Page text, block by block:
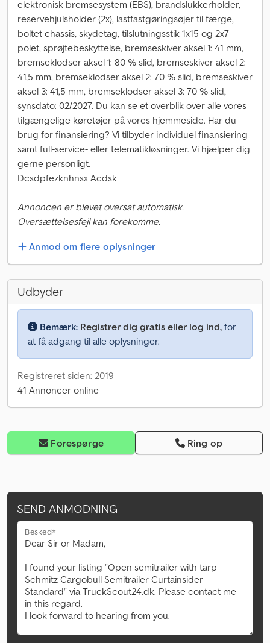
elektronisk bremsesystem (EBS), brandslukkerholder,
reservehjulsholder (2x), lastfastgøringsøjer til færge,
boltet chassis, skydetag, tilslutningsstik 1x15 og 2x7-
polet, sprøjtebeskyttelse, bremseskiver aksel 1: 41 mm,
bremseklodser aksel 1: 80 % slid, bremseskiver aksel 2:
41,5 mm, bremseklodser aksel 2: 70 % slid, bremseskiver
aksel 3: 41,5 mm, bremseklodser aksel 3: 70 % slid,
synsdato: 02/2027. Du kan se et overblik over alle vores
tilgængelige køretøjer på vores hjemmeside. Har du
brug for finansiering? Vi tilbyder individuel finansiering
samt full-service- eller telematikløsninger. Vi hjælper dig
gerne personligt.
Dcsdpfezknhnsx Acdsk
Annoncen er blevet oversat automatisk.
Oversættelsesfejl kan forekomme.
Anmod om flere oplysninger
Udbyder
Bemærk: Registrer dig gratis eller log ind, for
at få adgang til alle oplysninger.
Registreret siden: 2019
41 Annoncer online
Forespørge Ring op
SEND ANMODNING
Besked*